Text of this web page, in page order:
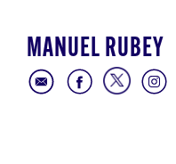
MANUEL RUBEY